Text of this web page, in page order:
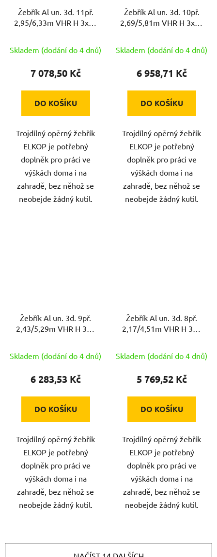
Žebřík Al un. 3d. 11př.
2,95/6,33m VHR H 3x11
Skladem (dodání do 4 dnů)
7 078,50 Kč
DO KOŠÍKU
Trojdílný opěrný žebřík
ELKOP je potřebný
doplněk pro práci ve
výškách doma i na
zahradě, bez něhož se
neobejde žádný kutil.
Žebřík Al un. 3d. 10př.
2,69/5,81m VHR H 3x10
Skladem (dodání do 4 dnů)
6 958,71 Kč
DO KOŠÍKU
Trojdílný opěrný žebřík
ELKOP je potřebný
doplněk pro práci ve
výškách doma i na
zahradě, bez něhož se
neobejde žádný kutil.
Žebřík Al un. 3d. 9př.
2,43/5,29m VHR H 3x9
Skladem (dodání do 4 dnů)
6 283,53 Kč
DO KOŠÍKU
Trojdílný opěrný žebřík
ELKOP je potřebný
doplněk pro práci ve
výškách doma i na
zahradě, bez něhož se
neobejde žádný kutil.
Žebřík Al un. 3d. 8př.
2,17/4,51m VHR H 3x8
Skladem (dodání do 4 dnů)
5 769,52 Kč
DO KOŠÍKU
Trojdílný opěrný žebřík
ELKOP je potřebný
doplněk pro práci ve
výškách doma i na
zahradě, bez něhož se
neobejde žádný kutil.